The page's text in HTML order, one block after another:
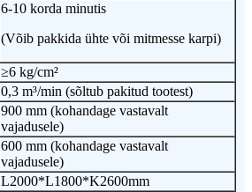
6-10 korda minutis
(Võib pakkida ühte või mitmesse karpi)
≥6 kg/cm²
0,3 m³/min (sõltub pakitud tootest)
900 mm (kohandage vastavalt
vajadusele)
600 mm (kohandage vastavalt
vajadusele)
L2000*L1800*K2600mm